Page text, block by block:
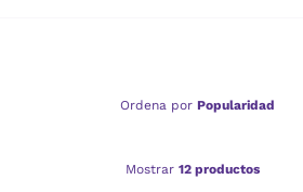
Ordena por Popularidad
Mostrar 12 productos